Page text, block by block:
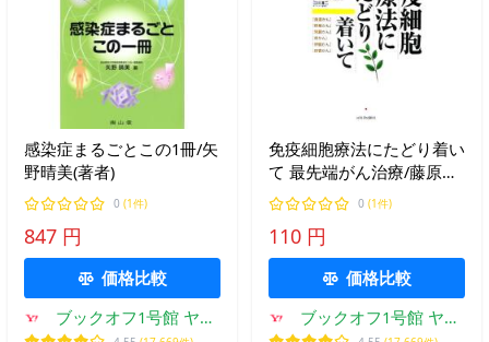
感染症まるごとこの1冊/矢
野晴美(著者)
0 (1件)
847 円
価格比較
ブックオフ1号館 ヤフ
免疫細胞療法にたどり着い
て 最先端がん治療/藤原義
久(著者)
0 (1件)
110 円
価格比較
ブックオフ1号館 ヤフ